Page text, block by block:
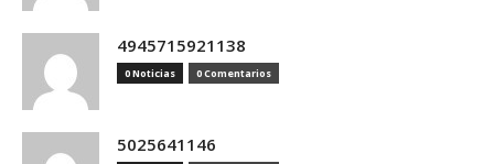
4945715921138
0 Noticias 0 Comentarios
5025641146